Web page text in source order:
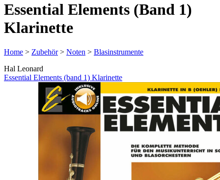
Essential Elements (Band 1)
Klarinette
Home > Zubehör> Noten > Blasinstrumente
Hal Leonard
Essential Elements (band 1) Klarinette